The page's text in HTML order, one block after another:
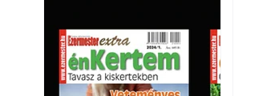
vendégl